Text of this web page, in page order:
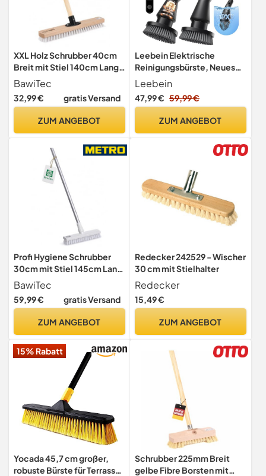
XXL Holz Schrubber 40cm
Breit mit Stiel 140cm Lang
weiße Kunstfaser Borsten
BawiTec
32,99 € gratis Versand
ZUM ANGEBOT
Leebein Elektrische
Reinigungsbürste, Neues
Spin Scrubber, IPX7
Wasserdichter und 7
Bürstenköpfen,
und 2 Geschwindigkeiten,
Leebein
47,99 € 59,99 €
ZUM ANGEBOT
Profi Hygiene Schrubber
30cm mit Stiel 145cm Lang
weiße PBT-Borsten
BawiTec
59,99 € gratis Versand
ZUM ANGEBOT
Redecker 242529 - Wischer
30 cm mit Stielhalter
Redecker
15,49 €
ZUM ANGEBOT
15% Rabatt
Yocada 45,7 cm großer,
robuste Bürste für Terrasse,
Schrubber 225mm Breit
gelbe Fibre Borsten mit